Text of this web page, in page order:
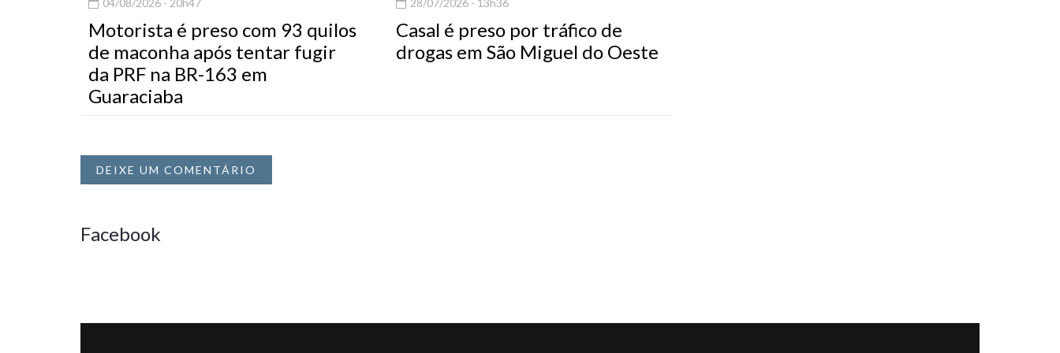
04/08/2026 - 20h47
Motorista é preso com 93 quilos
de maconha após tentar fugir
da PRF na BR-163 em
Guaraciaba
28/07/2026 - 13h36
Casal é preso por tráfico de
drogas em São Miguel do Oeste
DEIXE UM COMENTÁRIO
Facebook